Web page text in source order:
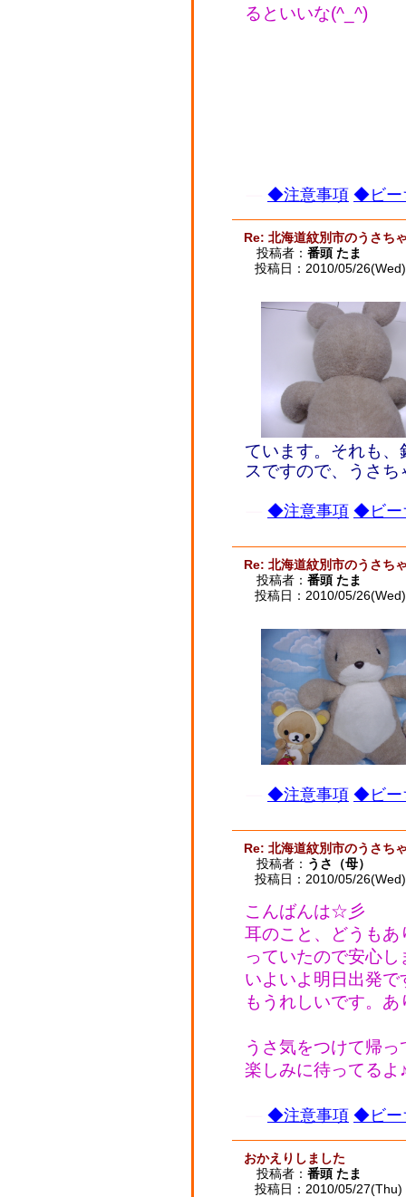
るといいな(^_^)
◆注意事項 ◆ビー
Re: 北海道紋別市のうさち
投稿者： 番頭 たま
投稿日：2010/05/
ています。それも
スですので、うさ
◆注意事項 ◆ビー
Re: 北海道紋別市のうさち
投稿者： 番頭 たま
投稿日：2010/05/
◆注意事項 ◆ビー
Re: 北海道紋別市のうさち
投稿者： うさ（母）
投稿日：2010/05/
こんばんは☆彡
耳のこと、どうも
っていたので安心し
いよいよ明日出発
もうれしいです。
うさ気をつけて帰
楽しみに待ってるよ
◆注意事項 ◆ビー
おかえりしました
投稿者： 番頭 たま
投稿日：2010/05/